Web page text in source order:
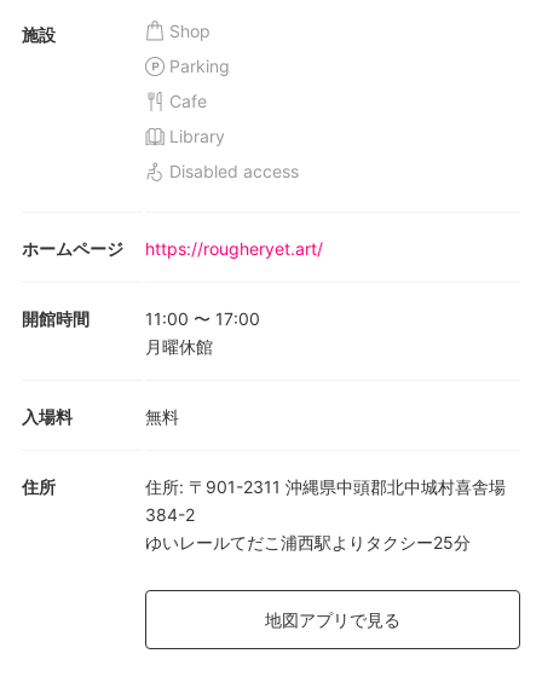
施設
Shop
Parking
Cafe
Library
Disabled access
ホームページ https://rougheryet.art/
開館時間 11:00 〜 17:00
月曜休館
入場料 無料
住所 住所: 〒901-2311 沖縄県中頭郡北中城村喜舎場
384-2
ゆいレールてだこ浦西駅よりタクシー25分
地図アプリで見る